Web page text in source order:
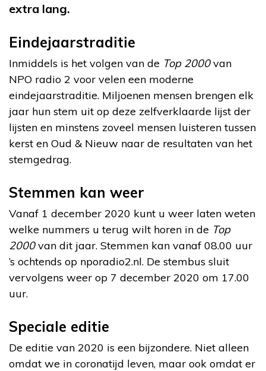
extra lang.
Eindejaarstraditie
Inmiddels is het volgen van de Top 2000van
NPO radio 2 voor velen een moderne
eindejaarstraditie. Miljoenen mensen brengen elk
jaar hun stem uit op deze zelfverklaarde lijst der
lijsten en minstens zoveel mensen luisteren tussen
kerst en Oud & Nieuw naar de resultaten van het
stemgedrag.
Stemmen kan weer
Vanaf 1 december 2020 kunt u weer laten weten
welke nummers u terug wilt horen in de Top
2000van dit jaar. Stemmen kan vanaf 08.00 uur
’s ochtends op nporadio2.nl. De stembus sluit
vervolgens weer op 7 december 2020 om 17.00
uur.
Speciale editie
De editie van 2020 is een bijzondere. Niet alleen
omdat we in coronatijd leven, maar ook omdat er